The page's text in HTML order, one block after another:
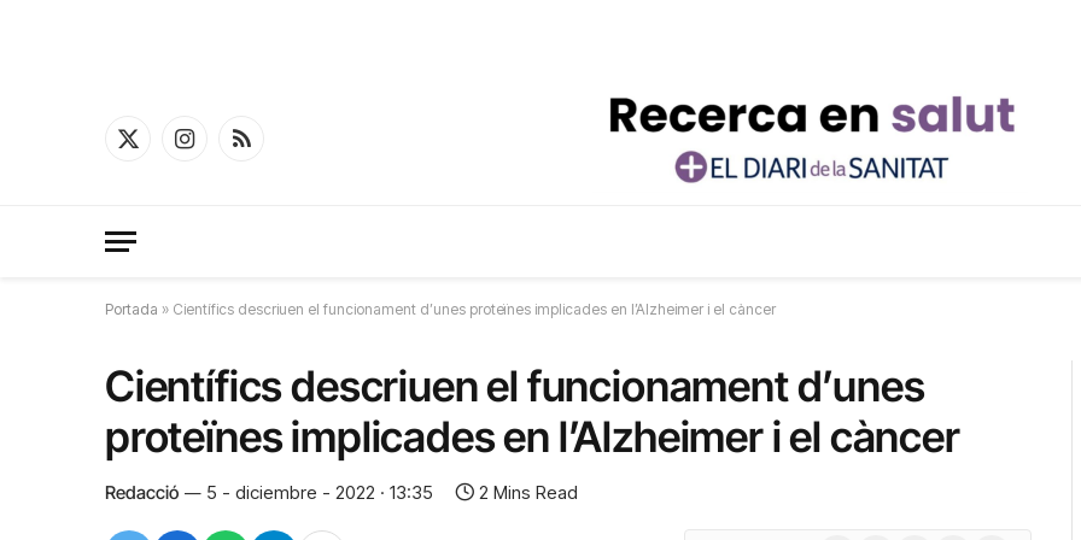
X
InstagramRSS
Portada » Científics descriuen el funcionament d’unes proteïnes implicades en l’Alzheimer i el càncer
Científics descriuen el funcionament d’unes
proteïnes implicades en l’Alzheimer i el càncer
Redacció 5 - diciembre - 2022 · 13:35 2 Mins Read